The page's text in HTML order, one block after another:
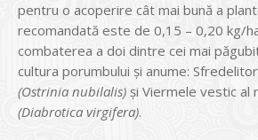
pentru o acoperire cât mai bună a
recomandată este de 0,15 – 0,20 kg/
combaterea a doi dintre cei mai
cultura porumbului și anume:
(Ostrinia nubilalis) și Viermele vestic al
(Diabrotica virgifera).